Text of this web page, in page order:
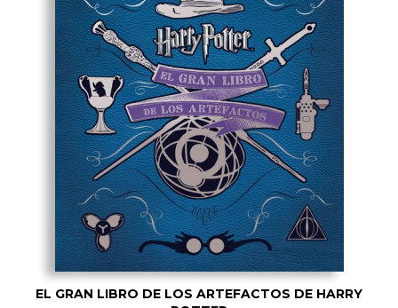
EL GRAN LIBRO DE LOS ARTEFACTOS DE HARRY